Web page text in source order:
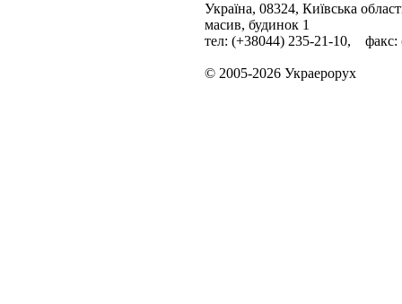
Україна, 08324, Київська
масив, будинок 1
тел: (+38044) 235-21-10, факс:
© 2005-2026 Украерорух